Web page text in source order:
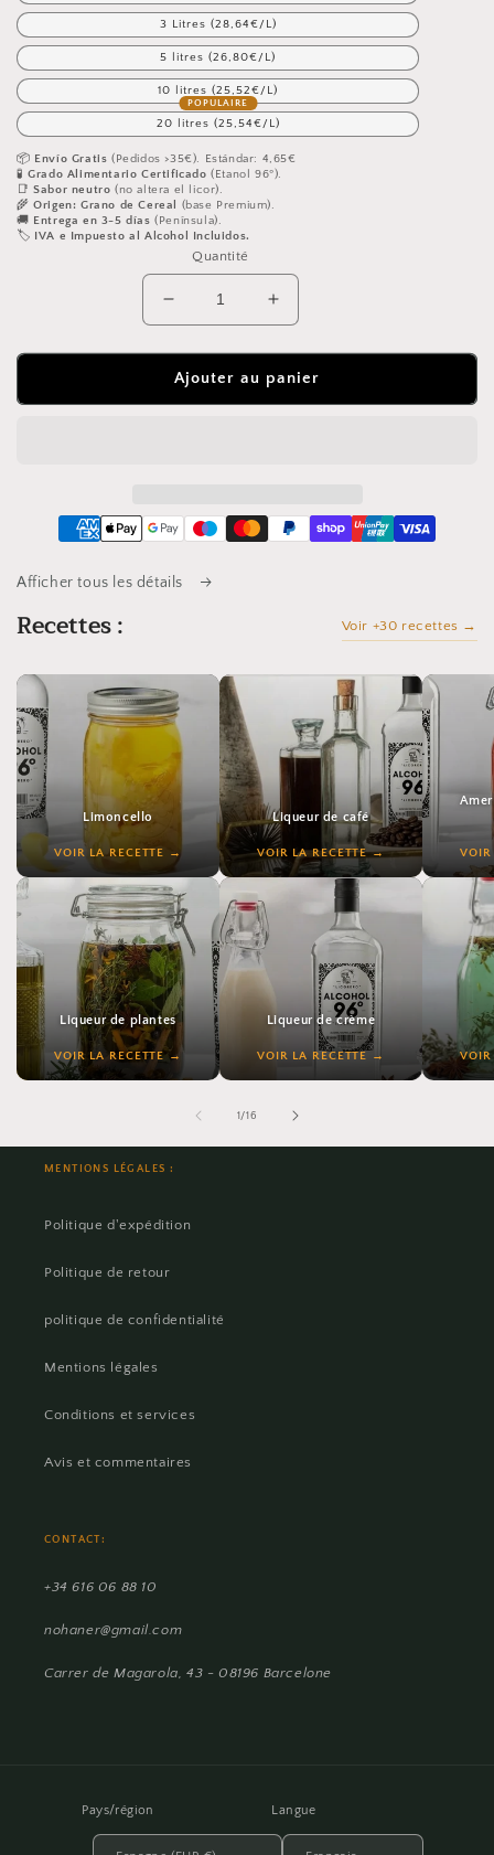
3 Litres (28,64€/L)
5 litres (26,80€/L)
10 litres (25,52€/L)
20 litres (25,54€/L)
📦 Envío Gratis (Pedidos >35€). Estándar: 4,65€
🧪Grado Alimentario Certificado (Etanol 96º).
📑Sabor neutro (no altera el licor).
🌾Origen: Grano de Cereal
(base Premium).
🚚 Entrega en 3-5 días (Península).
🏷️
IVA e Impuesto al Alcohol Incluidos.
Quantité
Réduire
la
quantité
de
Alcool
Alcool
Neutre
Alcool
Augmenter
la
quantité
de
Alcool
Alcool
Neutre
Ajouter au panier
Afficher tous les détails
Recettes : Voir +30 recettes →
Limoncello
VOIR LA RECETTE
VOIR LA RECETTE
Liqueur de plantes
VOIR LA RECETTE
Liqueur de café
VOIR LA RECETTE
VOIR LA RECETTE
Liqueur de crème
VOIR LA RECETTE
VOIR
VOIR LA
VOIR
1/de
16
MENTIONS LÉGALES :
Politique d'expédition
Politique de retour
politique de confidentialité
Mentions légales
Conditions et services
Avis et commentaires
CONTACT:
+34 616 06 88 10
nohaner@gmail.com
Carrer de Magarola, 43 - 08196 Barcelone
Pays/région Langue